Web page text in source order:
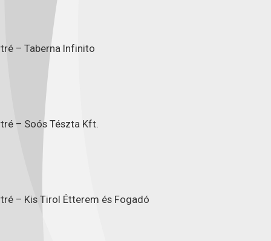
– Taberna Infinito
– Soós Tészta Kft.
– Kis Tirol Étterem és Fogadó